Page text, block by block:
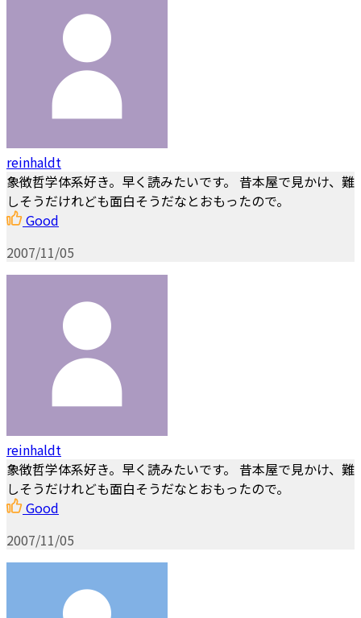
reinhaldt
象徴哲学体系好き。早く読みたいです。 昔本屋で見かけ、難
しそうだけれども面白そうだなとおもったので。
Good
2007/11/05
reinhaldt
象徴哲学体系好き。早く読みたいです。 昔本屋で見かけ、難
しそうだけれども面白そうだなとおもったので。
Good
2007/11/05